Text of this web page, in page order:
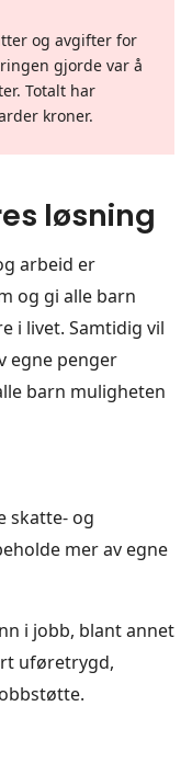
og avgifter for
gjorde var å
Totalt har
kroner.
løsning
arbeid er
og gi alle barn
i livet. Samtidig vil
egne penger
barn muligheten
skatte- og
mer av egne
i jobb, blant annet
uføretrygd,